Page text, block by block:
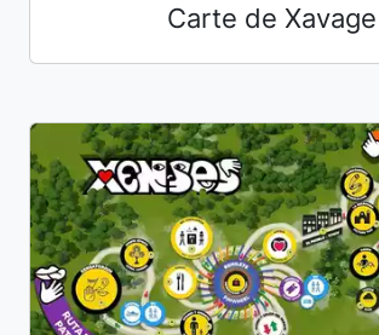
Carte de Xavage